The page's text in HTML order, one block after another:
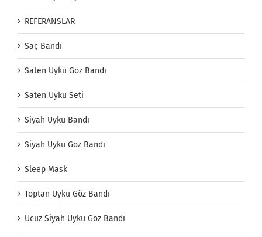
REFERANSLAR
Saç Bandı
Saten Uyku Göz Bandı
Saten Uyku Seti
Siyah Uyku Bandı
Siyah Uyku Göz Bandı
Sleep Mask
Toptan Uyku Göz Bandı
Ucuz Siyah Uyku Göz Bandı